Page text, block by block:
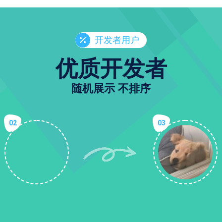
开发者用户
优质开发者
随机展示 不排序
02 03